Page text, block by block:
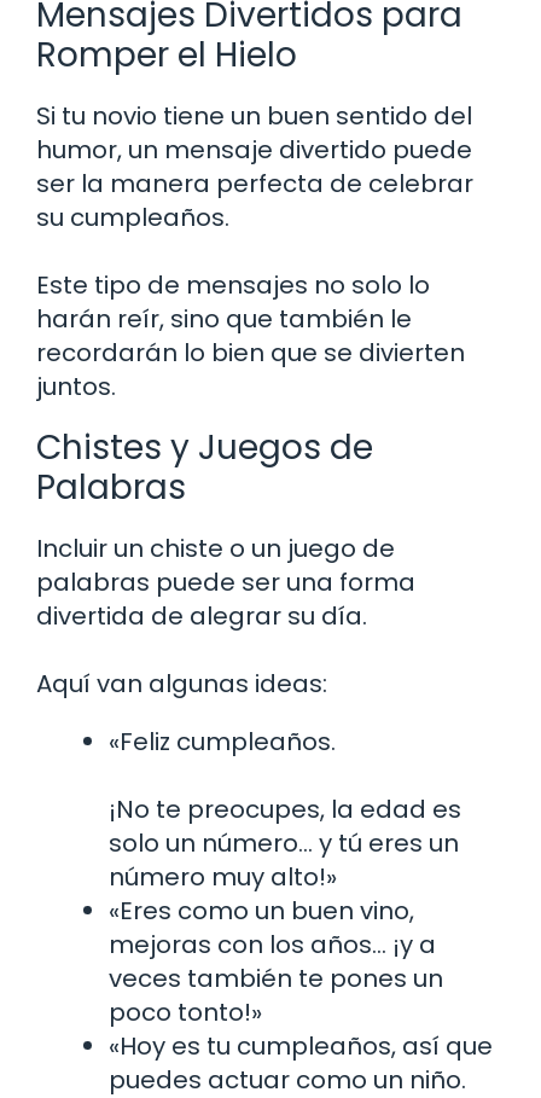
Mensajes Divertidos para
Romper el Hielo
Si tu novio tiene un buen sentido del
humor, un mensaje divertido puede
ser la manera perfecta de celebrar
su cumpleaños.
Este tipo de mensajes no solo lo
harán reír, sino que también le
recordarán lo bien que se divierten
juntos.
Chistes y Juegos de
Palabras
Incluir un chiste o un juego de
palabras puede ser una forma
divertida de alegrar su día.
Aquí van algunas ideas:
«Feliz cumpleaños.
¡No te preocupes, la edad es
solo un número… y tú eres un
número muy alto!»
«Eres como un buen vino,
mejoras con los años… ¡y a
veces también te pones un
poco tonto!»
«Hoy es tu cumpleaños, así que
puedes actuar como un niño.